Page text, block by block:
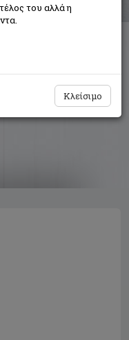
του αλλά η
Κλείσιμο